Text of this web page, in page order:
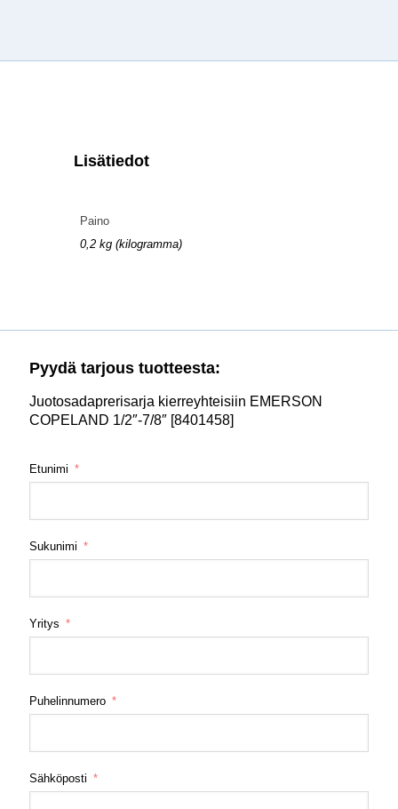
Lisätiedot
Paino
0,2 kg (kilogramma)
Pyydä tarjous tuotteesta:
Juotosadaprerisarja kierreyhteisiin EMERSON
COPELAND 1/2″-7/8″ [8401458]
Etunimi
Sukunimi
Yritys
Puhelinnumero
Sähköposti